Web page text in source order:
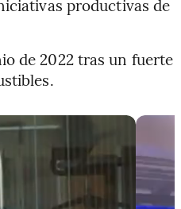
productivas de
de 2022 tras un fuerte